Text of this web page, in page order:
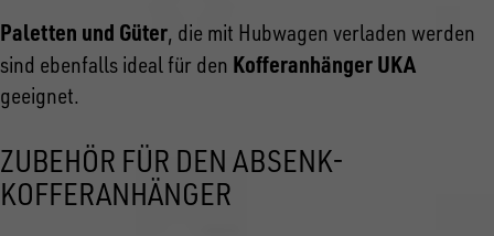
Paletten und Güter, die mit Hubwagen verladen werden
sind ebenfalls ideal für den Kofferanhänger UKA
geeignet.
ZUBEHÖR FÜR DEN ABSENK-
KOFFERANHÄNGER